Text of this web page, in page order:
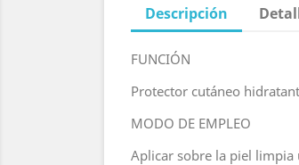
Descripción
FUNCIÓN
Protector cutáneo
MODO DE EMPLEO
Aplicar sobre la piel limpia